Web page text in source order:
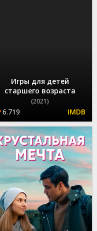
Игры для детей
старшего возраста
(2021)
6.719